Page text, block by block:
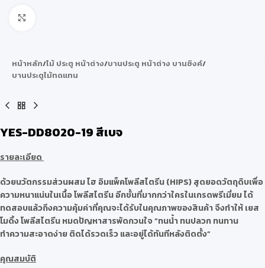
หน้าหลัก/ไม้ ประตู หน้าต่าง/บานประตู หน้าต่าง บานซิงค์/
บานประตูไม้ทดแทน
YES-DD8020-19 สีเบจ
รายละเอียด
ด้วยนวัตกรรมส่วนผสม ไฮ อิมแพ็คโพลีสไตรีน (HIPS) สุดยอดวัตถุดิบเพื่อ
ความหนาแน่นในเนื้อ โพลีสไตรีน อีกขั้นที่มากกว่าใครในเกรดพรีเมี่ยม ได้
ทดสอบแล้วถึงความคุ้มค่าที่คุณจะได้รับในคุณภาพของสินค้า จึงทำให้ เยส
โมดิ้ง โพลีสไตรีน หมดปัญหาสารพัดกวนใจ “ทนน้ำ ทนปลวก ทนทาน
ทำความสะอาดง่าย ติดได้รวดเร็ว และอยู่ได้ทันทีหลังติดตั้ง”
คุณสมบัติ